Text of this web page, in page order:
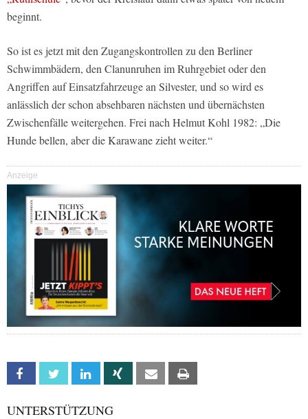
beginnt.
So ist es jetzt mit den Zugangskontrollen zu den Berliner
Schwimmbädern, den Clanunruhen im Ruhrgebiet oder den
Angriffen auf Einsatzfahrzeuge an Silvester, und so wird es
anlässlich der schon absehbaren nächsten und übernächsten
Zwischenfälle weitergehen. Frei nach Helmut Kohl 1982: „Die
Hunde bellen, aber die Karawane zieht weiter.“
Anzeige
Facebook Twitter Linkedin Xing Email
UNTERSTÜTZUNG